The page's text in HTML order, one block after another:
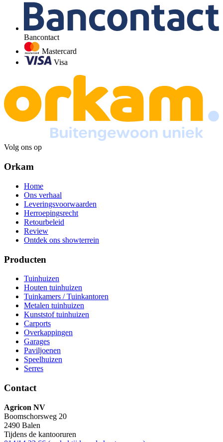
Bancontact
Mastercard
Visa
Volg ons op
Orkam
Home
Ons verhaal
Leveringsvoorwaarden
Herroepingsrecht
Retourbeleid
Review
Ontdek ons showterrein
Producten
Tuinhuizen
Houten tuinhuizen
Tuinkamers / Tuinkantoren
Metalen tuinhuizen
Kunststof tuinhuizen
Carports
Overkappingen
Garages
Paviljoenen
Speelhuizen
Serres
Contact
Agricon NV
Boomschorsweg 20
2490 Balen
Tijdens de kantooruren